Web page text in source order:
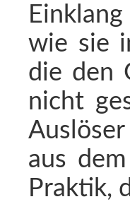
wie sie
die den
nicht
aus
Praktik,